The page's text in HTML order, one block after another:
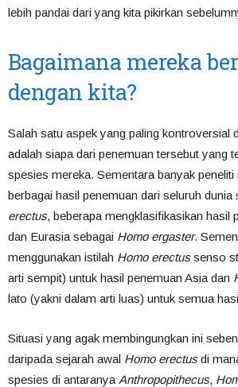
lebih pandai dari yang kita pikirkan
Bagaimana mereka
dengan kita?
Salah satu aspek yang paling kontroversial
adalah siapa dari penemuan tersebut yang
spesies mereka. Sementara banyak peneliti
berbagai hasil penemuan dari seluruh dunia
erectus, beberapa mengklasifikasikan hasil
dan Eurasia sebagai Homo ergaster.
menggunakan istilah Homo erectussenso
arti sempit) untuk hasil penemuan Asia dan
lato (yakni dalam arti luas) untuk semua
Situasi yang agak membingungkan ini
daripada sejarah awal Homo erectusdi
spesies di antaranya Anthropopithecus,